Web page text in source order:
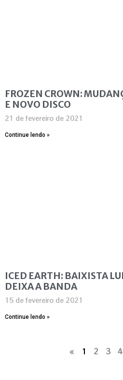
FROZEN CROWN:
E NOVO DISCO
21 de fevereiro de 2021
Continue lendo »
ICED EARTH: BAIXISTA
DEIXA A BANDA
15 de fevereiro de 2021
Continue lendo »
« 1 2 3 4